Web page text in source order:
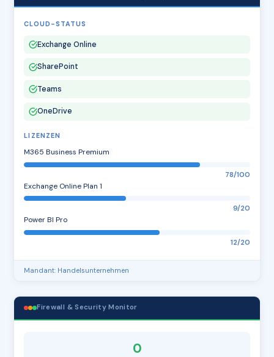
CLOUD-STATUS
Exchange Online
SharePoint
Teams
OneDrive
LIZENZEN
M365 Business Premium
78/100
Exchange Online Plan 1
9/20
Power BI Pro
12/20
Mandant: Handelsunternehmen
Firewall & Security Monitor
0